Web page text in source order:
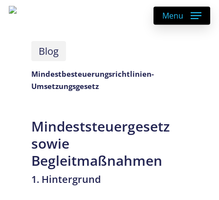
Skip
Menu
Blog
Mindestbesteuerungsrichtlinien-
Umsetzungsgesetz
Mindeststeuergesetz
sowie
Begleitmaßnahmen
1. Hintergrund